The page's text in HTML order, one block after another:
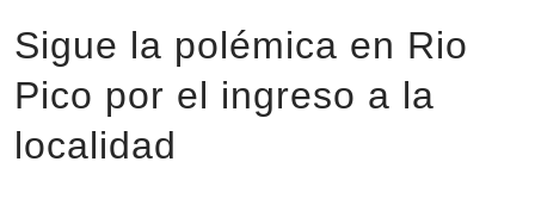
Sigue la polémica en Rio
Pico por el ingreso a la
localidad